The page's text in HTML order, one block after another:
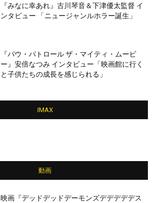
『みなに幸あれ』古川琴音＆下津優太監督 イ
ンタビュー 「ニュージャンルホラー誕生」
『パウ・パトロール ザ・マイティ・ムービ
ー』安倍なつみ インタビュー「映画館に行く
と子供たちの成長を感じられる」
IMAX
動画
映画『デッドデッドデーモンズデデデデデス